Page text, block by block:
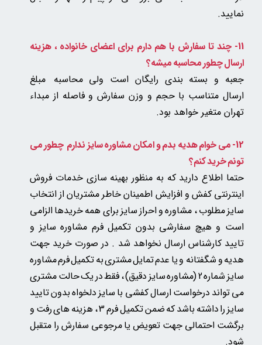
نمایید.
11- چند تا سفارش با هم دارم برای اعضای خانواده ، هزینه
ارسال چطور محاسبه میشه؟
جعبه و بسته بندی رایگان است ولیمحاسبه مبلغ
ارسال متناسب با حجم و وزن سفارش و فاصله از مبداء
تهران متغیر خواهد بود.
12- می خوام هدیه بدم و امکان مشاوره سایز ندارم چطور می
تونم خرید کنم؟
حتما اطلاع دارید که به منظور بهینه سازی خدمات فروش
اینترنتی کفش و افزایش اطمینان خاطر مشتریان از انتخاب
سایز مطلوب ، مشاوره و احراز سایز برای همه خریدها الزامی
است و هیچ سفارشی بدون تکمیل فرم مشاوره سایز و
تایید کارشناس ارسال نخواهد شد . در صورت خرید جهت
هدیه و شگفتانه و یا عدم تمایل مشتری به تکمیل فرم مشاوره
سایز شماره 2 (مشاوره سایز دقیق) ، فقط در یک حالت مشتری
می تواند درخواست ارسال کفشی با سایز دلخواه بدون تایید
سایز را داشته باشد که ضمن تکمیل فرم 3 ، هزینه های رفت و
برگشت احتمالی جهت تعویض یا مرجوعی سفارش را متقبل
شود.